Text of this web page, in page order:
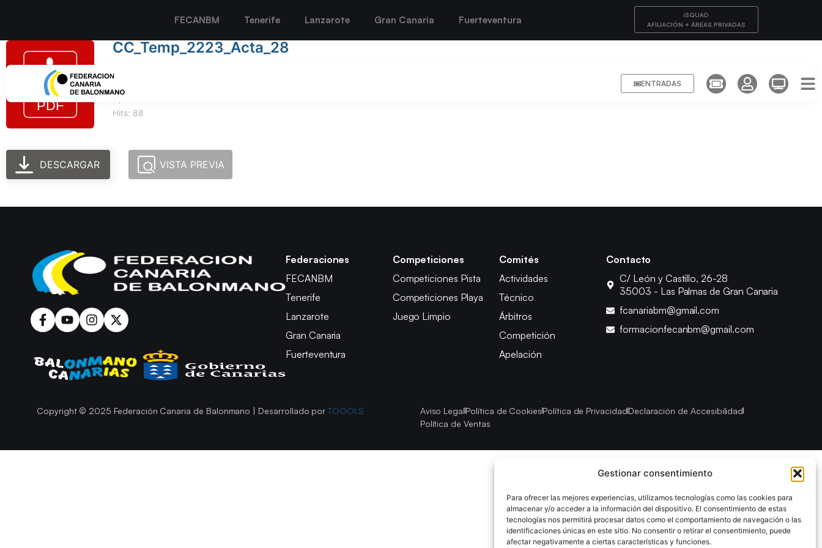
Gestionar consentimiento
Para ofrecer las mejores experiencias, utilizamos tecnologías como las cookies para
almacenar y/o acceder a la información del dispositivo. El consentimiento de estas
tecnologías nos permitirá procesar datos como el comportamiento de navegación o las
identificaciones únicas en este sitio. No consentir o retirar el consentimiento, puede
afectar negativamente a ciertas características y funciones.
FECANBM Tenerife Lanzarote Gran Canaria Fuerteventura
iSQUAD
AFILIACIÓN + ÁREAS PRIVADAS
ENTRADAS
CC_Temp_2223_Acta_28
Hits: 88
DESCARGAR VISTA PREVIA
Federaciones
FECANBM
Tenerife
Lanzarote
Gran Canaria
Fuerteventura
Competiciones
Competiciones Pista
Competiciones Playa
Juego Limpio
Comités
Actividades
Técnico
Árbitros
Competición
Apelación
Contacto
C/ León y Castillo, 26-28
35003 - Las Palmas de Gran Canaria
fcanariabm@gmail.com
formacionfecanbm@gmail.com
Copyright © 2025 Federación Canaria de Balonmano | Desarrollado porTOOOLS Aviso LegalPolítica de CookiesPolítica de PrivacidadDeclaración de Accesibilidad
Política de Ventas